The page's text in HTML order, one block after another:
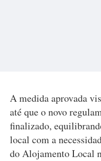
A medida aprovada
até que o novo
finalizado,
local com a
do Alojamento Local